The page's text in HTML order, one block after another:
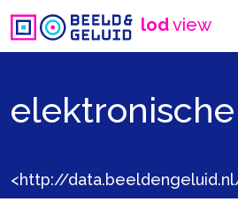
lodview
<http://